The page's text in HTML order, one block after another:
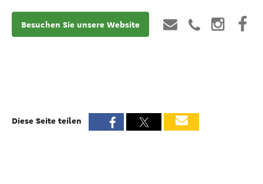
Besuchen Sie unsere Website
Diese Seite teilen